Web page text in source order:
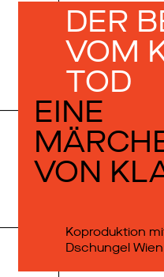
DER
VOM­
TOD
EINE
VON
Koproduktion
Dschungel Wien